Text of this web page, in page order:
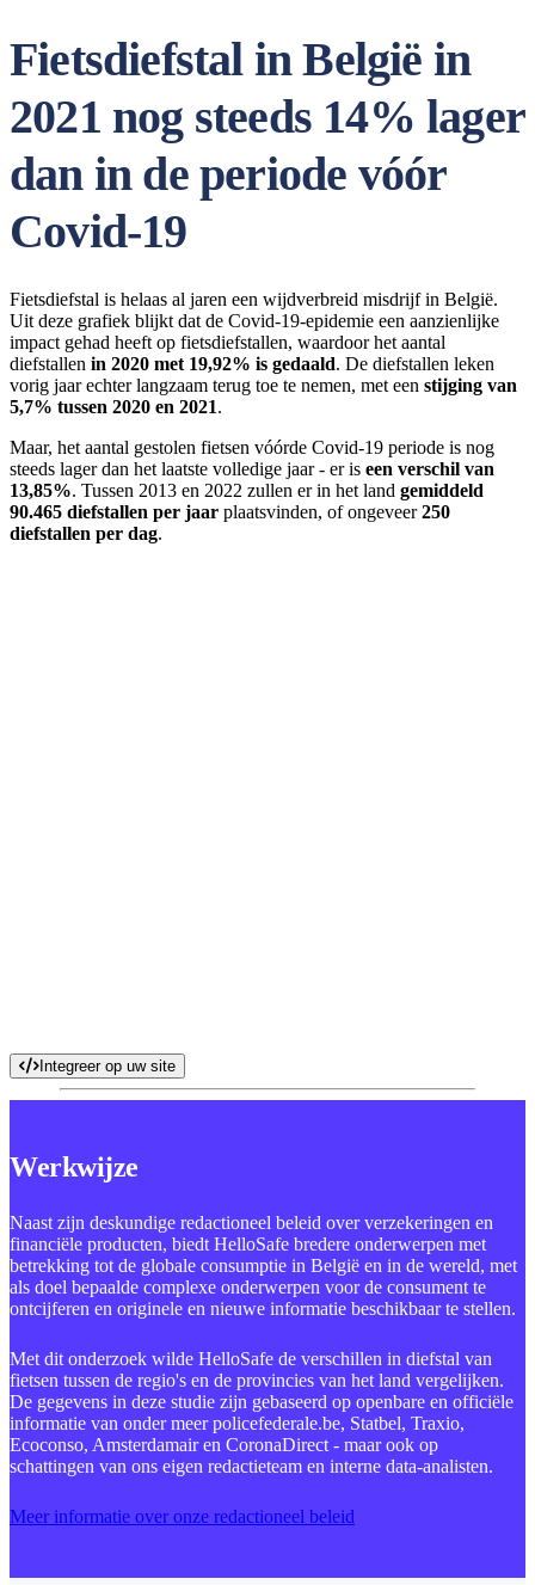
Fietsdiefstal in België in
2021 nog steeds 14% lager
dan in de periode vóór
Covid-19
Fietsdiefstal is helaas al jaren een wijdverbreid misdrijf in België.
Uit deze grafiek blijkt dat de Covid-19-epidemie een aanzienlijke
impact gehad heeft op fietsdiefstallen, waardoor het aantal
diefstallen in 2020 met 19,92% is gedaald. De diefstallen leken
vorig jaar echter langzaam terug toe te nemen, met een stijging van
5,7% tussen 2020 en 2021.
Maar, het aantal gestolen fietsen vóórde Covid-19 periode is nog
steeds lager dan het laatste volledige jaar - er is een verschil van
13,85%. Tussen 2013 en 2022 zullen er in het land gemiddeld
90.465 diefstallen per jaar plaatsvinden, of ongeveer250
diefstallen per dag.
Integreer op uw site
Werkwijze
Naast zijn deskundige redactioneel beleid over verzekeringen en
financiële producten, biedt HelloSafe bredere onderwerpen met
betrekking tot de globale consumptie in België en in de wereld, met
als doel bepaalde complexe onderwerpen voor de consument te
ontcijferen en originele en nieuwe informatie beschikbaar te stellen.
Met dit onderzoek wilde HelloSafe de verschillen in diefstal van
fietsen tussen de regio's en de provincies van het land vergelijken.
De gegevens in deze studie zijn gebaseerd op openbare en officiële
informatie van onder meer policefederale.be, Statbel, Traxio,
Ecoconso, Amsterdamair en CoronaDirect - maar ook op
schattingen van ons eigen redactieteam en interne data-analisten.
Meer informatie over onze redactioneel beleid